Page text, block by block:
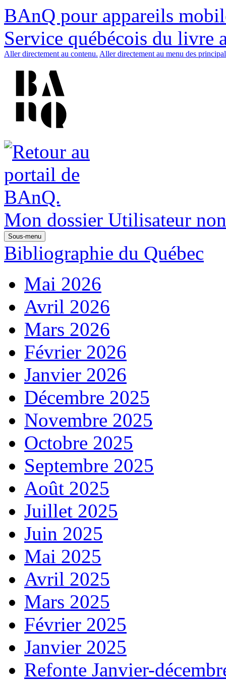
BAnQ pour appareils
Service québécois du livre
Aller directement au contenu. Aller directement au menu des
Mon dossier Utilisateur
Sous-menu
Bibliographie du Québec
Mai 2026
Avril 2026
Mars 2026
Février 2026
Janvier 2026
Décembre 2025
Novembre 2025
Octobre 2025
Septembre 2025
Août 2025
Juillet 2025
Juin 2025
Mai 2025
Avril 2025
Mars 2025
Février 2025
Janvier 2025
Refonte Janvier-